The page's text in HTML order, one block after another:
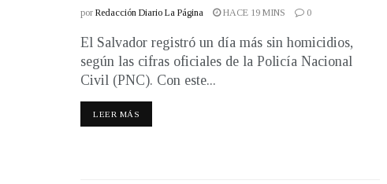
por Redacción Diario La Página HACE 19 MINS 0
El Salvador registró un día más sin homicidios,
según las cifras oficiales de la Policía Nacional
Civil (PNC). Con este...
LEER MÁS